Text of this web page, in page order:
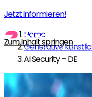
Jetzt informieren!
Zum Inhalt springen
Home
Generative
AI Security – DE